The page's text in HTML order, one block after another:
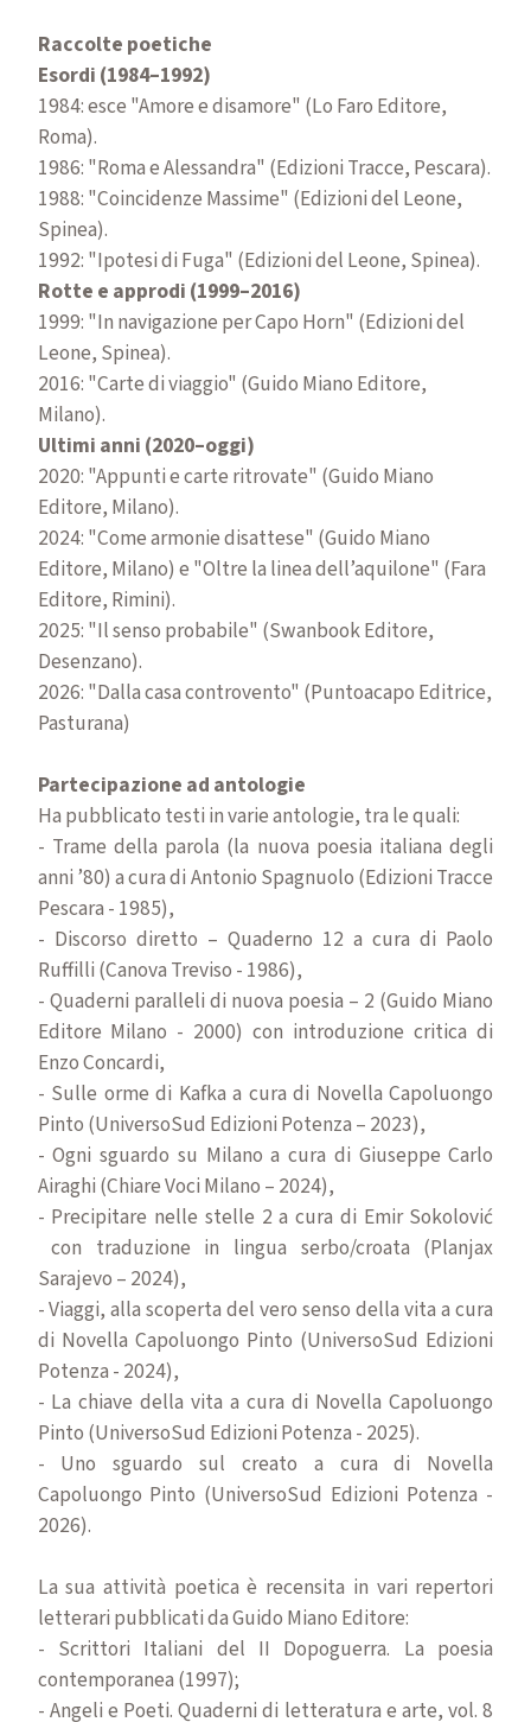
Raccolte poetiche
Esordi (1984–1992)
1984: esce "Amore e disamore" (Lo Faro Editore,
Roma).
1986: "Roma e Alessandra" (Edizioni Tracce, Pescara).
1988: "Coincidenze Massime" (Edizioni del Leone,
Spinea).
1992: "Ipotesi di Fuga" (Edizioni del Leone, Spinea).
Rotte e approdi (1999–2016)
1999: "In navigazione per Capo Horn" (Edizioni del
Leone, Spinea).
2016: "Carte di viaggio" (Guido Miano Editore,
Milano).
Ultimi anni (2020–oggi)
2020: "Appunti e carte ritrovate" (Guido Miano
Editore, Milano).
2024: "Come armonie disattese" (Guido Miano
Editore, Milano) e "Oltre la linea dell’aquilone" (Fara
Editore, Rimini).
2025: "Il senso probabile" (Swanbook Editore,
Desenzano).
2026: "Dalla casa controvento" (Puntoacapo Editrice,
Pasturana)
Partecipazione ad antologie
Ha pubblicato testi in varie antologie, tra le quali:
- Trame della parola (la nuova poesia italiana degli
anni ’80) a cura di Antonio Spagnuolo (Edizioni Tracce
Pescara - 1985),
- Discorso diretto – Quaderno 12 a cura di Paolo
Ruffilli (Canova Treviso - 1986),
- Quaderni paralleli di nuova poesia – 2 (Guido Miano
Editore Milano - 2000) con introduzione critica di
Enzo Concardi,
- Sulle orme di Kafka a cura di Novella Capoluongo
Pinto (UniversoSud Edizioni Potenza – 2023),
- Ogni sguardo su Milano a cura di Giuseppe Carlo
Airaghi (Chiare Voci Milano – 2024),
- Precipitare nelle stelle 2 a cura di Emir Sokolović
con traduzione in lingua serbo/croata (Planjax
Sarajevo – 2024),
- Viaggi, alla scoperta del vero senso della vita a cura
di Novella Capoluongo Pinto (UniversoSud Edizioni
Potenza - 2024),
- La chiave della vita a cura di Novella Capoluongo
Pinto (UniversoSud Edizioni Potenza - 2025).
- Uno sguardo sul creato a cura di Novella
Capoluongo Pinto (UniversoSud Edizioni Potenza -
2026).
La sua attività poetica è recensita in vari repertori
letterari pubblicati da Guido Miano Editore:
- Scrittori Italiani del II Dopoguerra. La poesia
contemporanea (1997);
- Angeli e Poeti. Quaderni di letteratura e arte, vol. 8